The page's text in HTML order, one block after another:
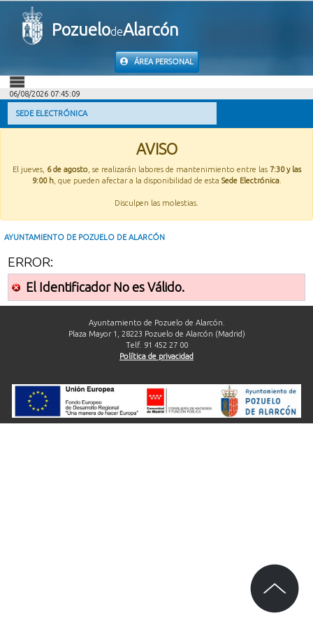
PozuelodeAlarcón
ÁREA PERSONAL
INICIO
INFORMACIÓN PÚBLICA
MI CARPETA
06/08/2026 07:45:09
SEDE ELECTRÓNICA
AVISO
El jueves, 6 de agosto, se realizarán labores de mantenimiento entre las 7:30 y las
9:00 h, que pueden afectar a la disponibilidad de esta Sede Electrónica.
Disculpen las molestias.
AYUNTAMIENTO DE POZUELO DE ALARCÓN
ERROR:
El Identificador No es Válido.
Ayuntamiento de Pozuelo de Alarcón.
Plaza Mayor 1, 28223 Pozuelo de Alarcón (Madrid)
Telf. 91 452 27 00
Política de privacidad